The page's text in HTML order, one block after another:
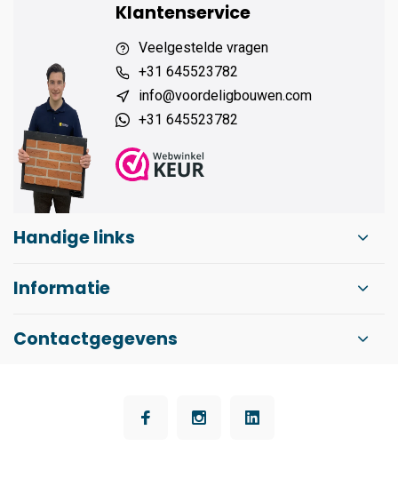
Klantenservice
Veelgestelde vragen
+31 645523782
info@voordeligbouwen.com
+31 645523782
Handige links
Informatie
Contactgegevens